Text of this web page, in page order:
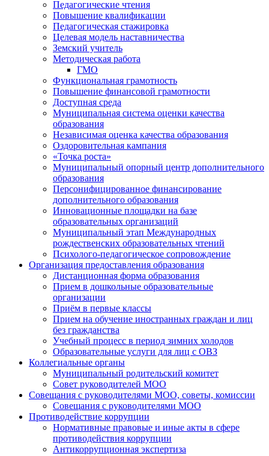
Педагогические чтения
Повышение квалификации
Педагогическая стажировка
Целевая модель наставничества
Земский учитель
Методическая работа
ГМО
Функциональная грамотность
Повышение финансовой грамотности
Доступная среда
Муниципальная система оценки качества
образования
Независимая оценка качества образования
Оздоровительная кампания
«Точка роста»
Муниципальный опорный центр дополнительного
образования
Персонифицированное финансирование
дополнительного образования
Инновационные площадки на базе
образовательных организаций
Муниципальный этап Международных
рождественских образовательных чтений
Психолого-педагогическое сопровождение
Организация предоставления образования
Дистанционная форма образования
Прием в дошкольные образовательные
организации
Приём в первые классы
Прием на обучение иностранных граждан и лиц
без гражданства
Учебный процесс в период зимних холодов
Образовательные услуги для лиц с ОВЗ
Коллегиальные органы
Муниципальный родительский комитет
Совет руководителей МОО
Совещания с руководителями МОО, советы, комиссии
Совещания с руководителями МОО
Противодействие коррупции
Нормативные правовые и иные акты в сфере
противодействия коррупции
Антикоррупционная экспертиза